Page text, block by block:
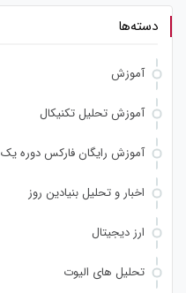
دسته‌ها
آموزش
آموزش تحلیل تکنیکال
آموزش رایگان فارکس دوره یک
اخبار و تحلیل بنیادین روز
ارز دیجیتال
تحلیل های الیوت